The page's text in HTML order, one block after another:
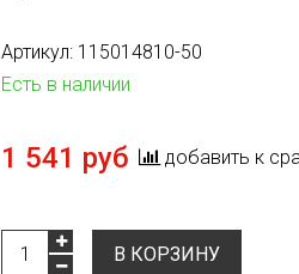
Артикул: 115014810-50
Есть в наличии
1 541 руб добавить к
В КОРЗИНУ